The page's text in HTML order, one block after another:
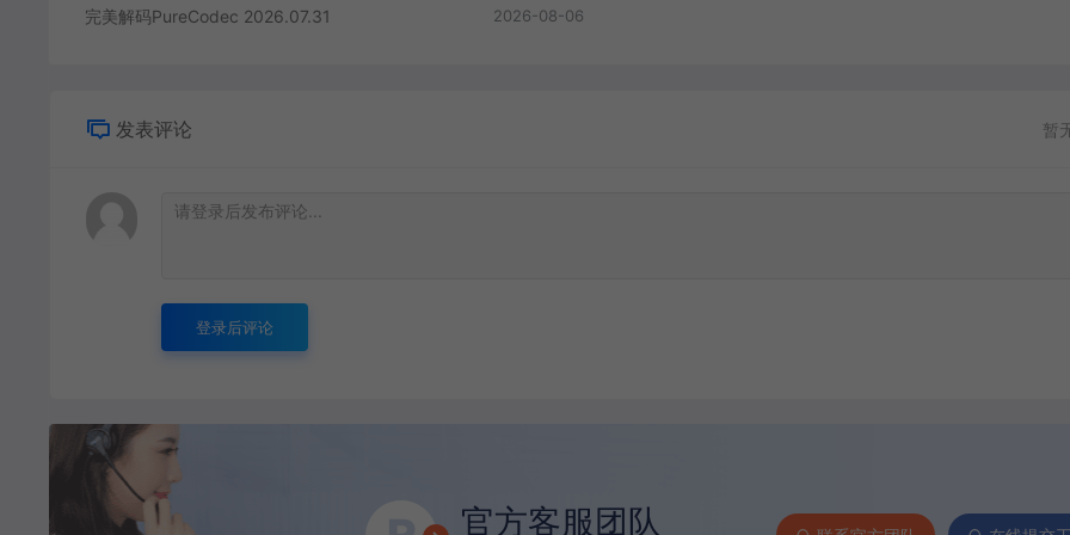
完美解码PureCodec 2026.07.31 2026-08-06
发表评论 暂
登录后评论
官方客服团队